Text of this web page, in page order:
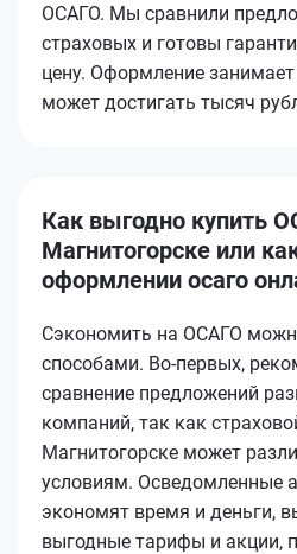
ОСАГО. Мы сравнили
страховых и готовы
цену. Оформление
может достигать тысяч
Как выгодно купить
Магнитогорске или
оформлении осаго
Сэкономить на ОСАГО
способами. Во-первых,
сравнение предложений
компаний, так как
Магнитогорске может
условиям. Осведомленные
экономят время и деньги,
выгодные тарифы и акции,